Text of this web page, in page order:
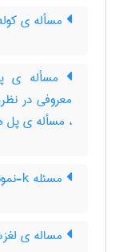
مسأله ی
مسأله ی
معروفی در
، مسأله ی پل
مسئله k-نمونه‌ای
مساله ی